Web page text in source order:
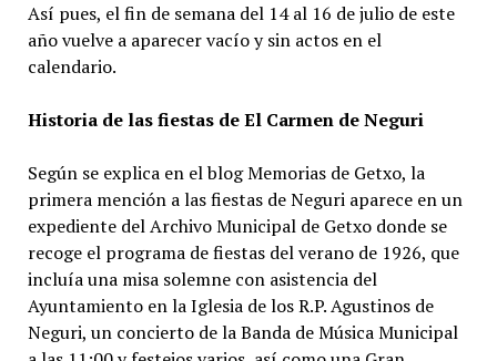
Así pues, el fin de semana del 14 al 16 de julio de este
año vuelve a aparecer vacío y sin actos en el
calendario.
Historia de las fiestas de El Carmen de Neguri
Según se explica en el blog Memorias de Getxo, la
primera mención a las fiestas de Neguri aparece en un
expediente del Archivo Municipal de Getxo donde se
recoge el programa de fiestas del verano de 1926, que
incluía una misa solemne con asistencia del
Ayuntamiento en la Iglesia de los R.P. Agustinos de
Neguri, un concierto de la Banda de Música Municipal